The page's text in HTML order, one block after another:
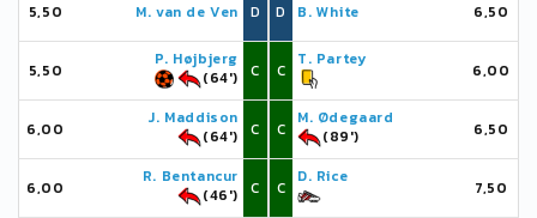
5,50 M. van de Ven D
5,50
P. Højbjerg
(64')
C
6,00
J. Maddison
(64')
C
6,00
R. Bentancur
(46')
C
D B. White 6,50
C
T. Partey
6,00
C
M. Ødegaard
(89')
6,50
C
D. Rice
7,50